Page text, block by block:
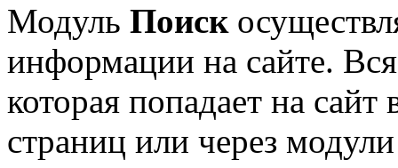
Модуль Поиск
информации на сайте.
которая попадает на
страниц или через